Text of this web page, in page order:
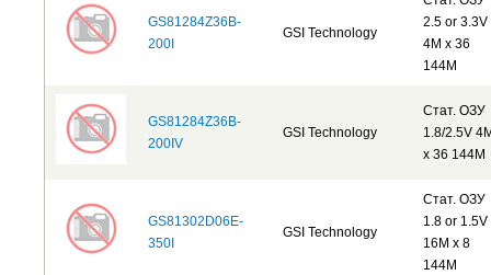
GS81284Z36B-
200I
GSI Technology
2.5 or 3.3V
4M x 36
144M
GS81284Z36B-
200IV
GSI Technology
Стат. ОЗУ
1.8/2.5V
x 36 144M
GS81302D06E-
350I
GSI Technology
Стат. ОЗУ
1.8 or 1.5V
16M x 8
144M